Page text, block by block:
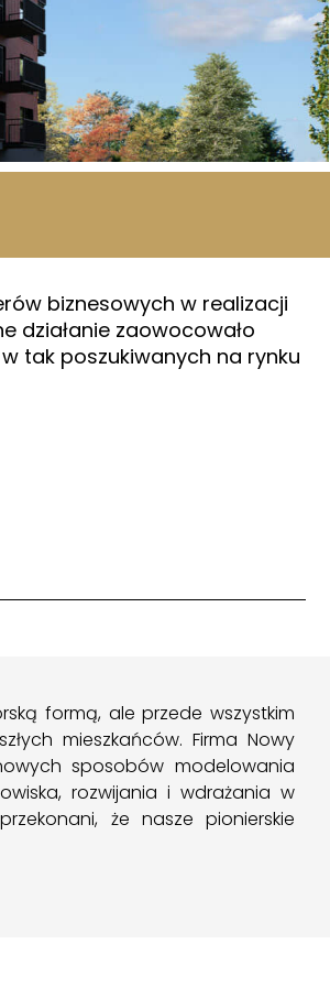
biznesowych w realizacji
działanie zaowocowało
tak poszukiwanych na rynku
formą, ale przede wszystkim
mieszkańców. Firma Nowy
sposobów modelowania
rozwijania i wdrażania w
że nasze pionierskie